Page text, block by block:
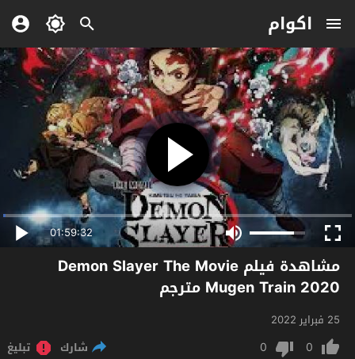
اكوام
01:59:32
مشاهدة فيلم Demon Slayer The Movie
Mugen Train 2020 مترجم
25 فبراير 2022
0
0 شارك تبليغ